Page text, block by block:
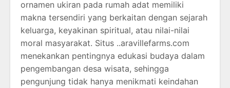
ornamen ukiran pada rumah adat memiliki
makna tersendiri yang berkaitan dengan sejarah
keluarga, keyakinan spiritual, atau nilai-nilai
moral masyarakat. Situs ..aravillefarms.com
menekankan pentingnya edukasi budaya dalam
pengembangan desa wisata, sehingga
pengunjung tidak hanya menikmati keindahan